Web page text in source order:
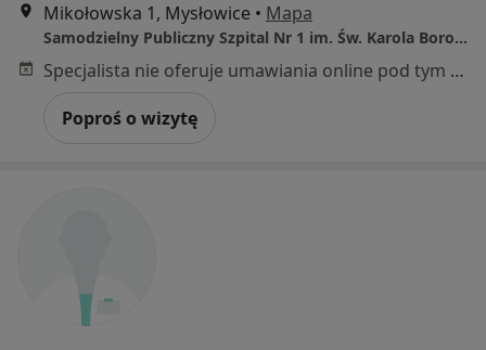
Mikołowska 1, Mysłowice • Mapa
Samodzielny Publiczny Szpital Nr 1 im. Św. Karola Boromeusza w Mysłowicach
Specjalista nie oferuje umawiania online pod tym adresem.
Poproś o wizytę